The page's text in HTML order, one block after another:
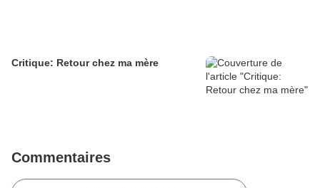
Critique: Retour chez ma mère
Commentaires